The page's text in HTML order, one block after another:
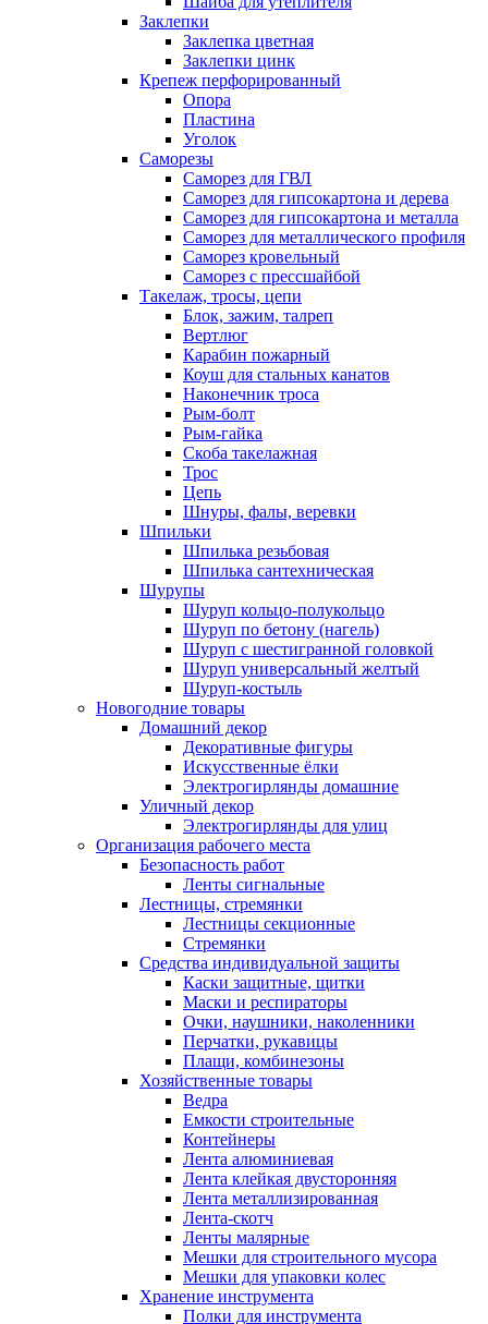
Заклепки
Заклепка цветная
Заклепки цинк
Крепеж перфорированный
Опора
Пластина
Уголок
Саморезы
Саморез для ГВЛ
Саморез для гипсокартона и дерева
Саморез для гипсокартона и металла
Саморез для металлического профиля
Саморез кровельный
Саморез с прессшайбой
Такелаж, тросы, цепи
Блок, зажим, талреп
Вертлюг
Карабин пожарный
Коуш для стальных канатов
Наконечник троса
Рым-болт
Рым-гайка
Скоба такелажная
Трос
Цепь
Шнуры, фалы, веревки
Шпильки
Шпилька резьбовая
Шпилька сантехническая
Шурупы
Шуруп кольцо-полукольцо
Шуруп по бетону (нагель)
Шуруп с шестигранной головкой
Шуруп универсальный желтый
Шуруп-костыль
Новогодние товары
Домашний декор
Декоративные фигуры
Искусственные ёлки
Электрогирлянды домашние
Уличный декор
Электрогирлянды для улиц
Организация рабочего места
Безопасность работ
Ленты сигнальные
Лестницы, стремянки
Лестницы секционные
Стремянки
Средства индивидуальной защиты
Каски защитные, щитки
Маски и респираторы
Очки, наушники, наколенники
Перчатки, рукавицы
Плащи, комбинезоны
Хозяйственные товары
Ведра
Емкости строительные
Контейнеры
Лента алюминиевая
Лента клейкая двусторонняя
Лента металлизированная
Лента-скотч
Ленты малярные
Мешки для строительного мусора
Мешки для упаковки колес
Хранение инструмента
Полки для инструмента